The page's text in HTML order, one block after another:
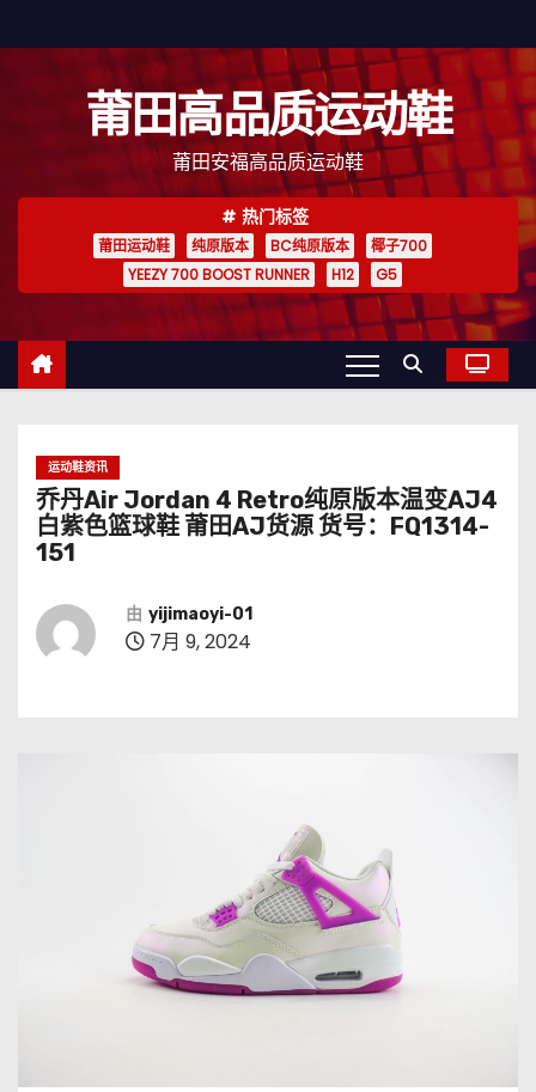
至
莆田高品质运动鞋
莆田安福高品质运动鞋
热门标签
莆田运动鞋 纯原版本 BC纯原版本
椰子700
YEEZY 700 BOOST RUNNER
H12 G5
运动鞋资讯
乔丹Air Jordan 4 Retro纯原版本温变AJ4
白紫色篮球鞋 莆田AJ货源 货号：FQ1314-
151
由 yijimaoyi-01
7月 9, 2024